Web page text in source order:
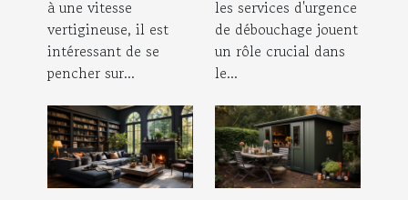
menuiseries à
Évreux?
à une vitesse
vertigineuse, il est
intéressant de se
pencher sur...
les services d'urgence
de débouchage jouent
un rôle crucial dans
le...